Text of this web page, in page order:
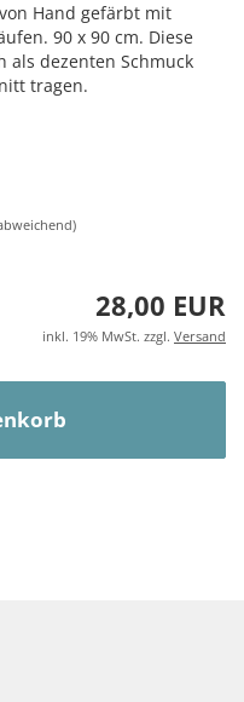
Hand gefärbt mit
90 x 90 cm. Diese
als dezenten Schmuck
tragen.
28,00 EUR
inkl. 19% MwSt. zzgl. Versand